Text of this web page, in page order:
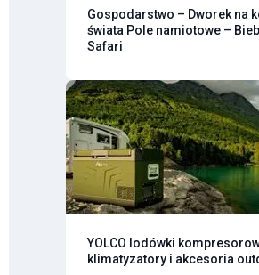
Gospodarstwo – Dworek na
świata Pole namiotowe –
Safari
YOLCO lodówki
klimatyzatory i akcesoria